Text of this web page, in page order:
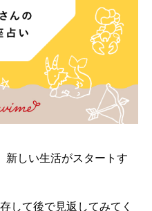
新しい生活がスタートす
して後で見返してみてく